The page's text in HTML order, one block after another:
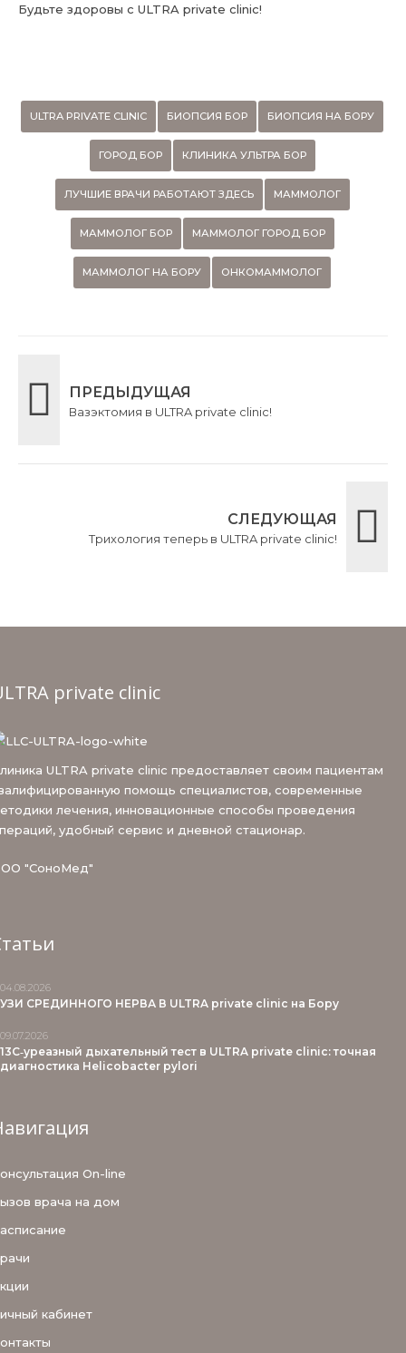
Будьте здоровы с ULTRA private clinic!
ULTRA PRIVATE CLINIC БИОПСИЯ БОР БИОПСИЯ НА БОРУ
ГОРОД БОР КЛИНИКА УЛЬТРА БОР
ЛУЧШИЕ ВРАЧИ РАБОТАЮТ ЗДЕСЬ МАММОЛОГ
МАММОЛОГ БОР МАММОЛОГ ГОРОД БОР
МАММОЛОГ НА БОРУ ОНКОМАММОЛОГ
ПРЕДЫДУЩАЯ
Вазэктомия в ULTRA private clinic!
СЛЕДУЮЩАЯ
Трихология теперь в ULTRA private clinic!
private clinic
ULTRA private clinic предоставляет своим пациентам
помощь специалистов, современные
лечения, инновационные способы проведения
удобный сервис и дневной стационар.
"СоноМед"
04.08.2026
УЗИ СРЕДИННОГО НЕРВА В ULTRA private clinic на Бору
09.07.2026
13С‑уреазный дыхательный тест в ULTRA private clinic: точная
диагностика Helicobacter pylori
On-line
врача на дом
кабинет